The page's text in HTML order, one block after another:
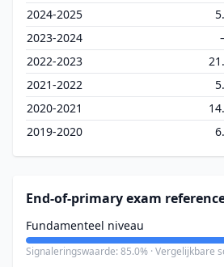
2024-2025
2023-2024
2022-2023
2021-2022
2020-2021
2019-2020
End-of-primary exam
Fundamenteel niveau
Signaleringswaarde: 85.0% · Vergelijkbare